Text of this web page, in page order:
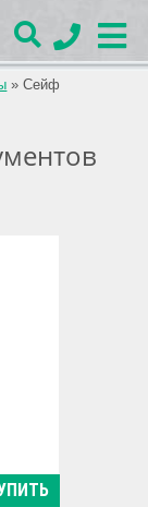
»Сейф